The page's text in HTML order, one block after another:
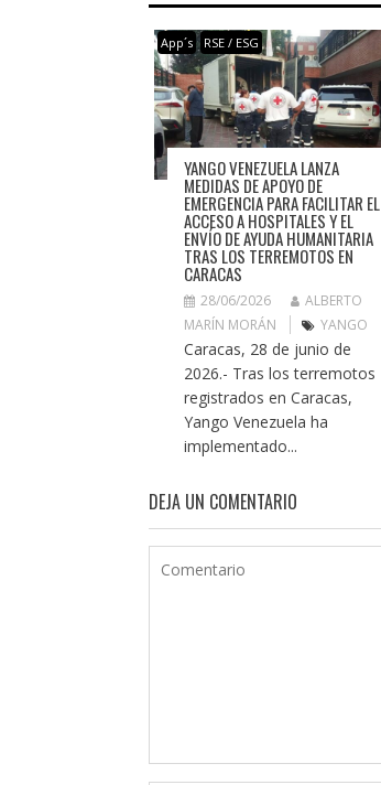
App´s RSE / ESG
YANGO VENEZUELA LANZA
MEDIDAS DE APOYO DE
EMERGENCIA PARA FACILITAR EL
ACCESO A HOSPITALES Y EL
ENVÍO DE AYUDA HUMANITARIA
TRAS LOS TERREMOTOS EN
CARACAS
28/06/2026
ALBERTO
MARÍN MORÁN
YANGO
Caracas, 28 de junio de
2026.- Tras los terremotos
registrados en Caracas,
Yango Venezuela ha
implementado...
DEJA UN COMENTARIO